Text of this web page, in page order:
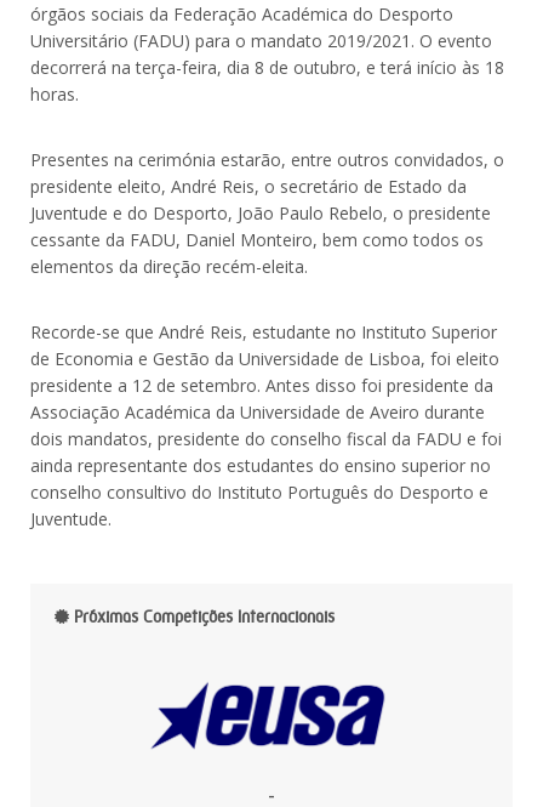
órgãos sociais da Federação Académica do Desporto
Universitário (FADU) para o mandato 2019/2021. O evento
decorrerá na terça-feira, dia 8 de outubro, e terá início às 18
horas.
Presentes na cerimónia estarão, entre outros convidados, o
presidente eleito, André Reis, o secretário de Estado da
Juventude e do Desporto, João Paulo Rebelo, o presidente
cessante da FADU, Daniel Monteiro, bem como todos os
elementos da direção recém-eleita.
Recorde-se que André Reis, estudante no Instituto Superior
de Economia e Gestão da Universidade de Lisboa, foi eleito
presidente a 12 de setembro. Antes disso foi presidente da
Associação Académica da Universidade de Aveiro durante
dois mandatos, presidente do conselho fiscal da FADU e foi
ainda representante dos estudantes do ensino superior no
conselho consultivo do Instituto Português do Desporto e
Juventude.
Próximas Competições Internacionais
-